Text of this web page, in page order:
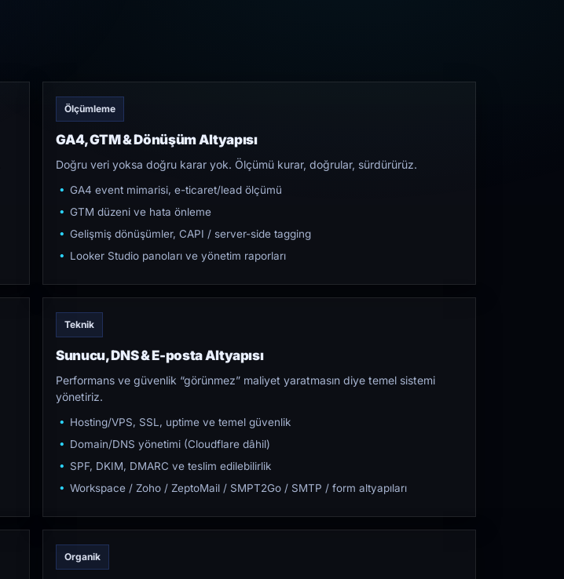
Ölçümleme
GA4, GTM & Dönüşüm Altyapısı
Doğru veri yoksa doğru karar yok. Ölçümü kurar, doğrular, sürdürürüz.
GA4 event mimarisi, e-ticaret/lead ölçümü
GTM düzeni ve hata önleme
Gelişmiş dönüşümler, CAPI / server-side tagging
Looker Studio panoları ve yönetim raporları
Teknik
Sunucu, DNS & E-posta Altyapısı
Performans ve güvenlik “görünmez” maliyet yaratmasın diye temel sistemi
yönetiriz.
Hosting/VPS, SSL, uptime ve temel güvenlik
Domain/DNS yönetimi (Cloudflare dâhil)
SPF, DKIM, DMARC ve teslim edilebilirlik
Workspace / Zoho / ZeptoMail / SMPT2Go / SMTP / form altyapıları
Organik